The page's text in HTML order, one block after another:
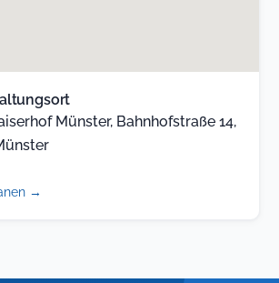
Münster, Bahnhofstraße 14,
→